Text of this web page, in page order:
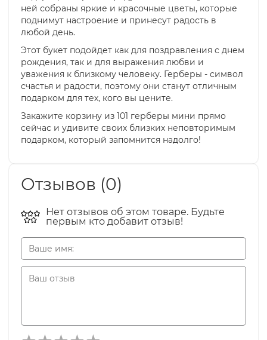
ней собраны яркие и красочные цветы, которые
поднимут настроение и принесут радость в
любой день.
Этот букет подойдет как для поздравления с днем
рождения, так и для выражения любви и
уважения к близкому человеку. Герберы - символ
счастья и радости, поэтому они станут отличным
подарком для тех, кого вы цените.
Закажите корзину из 101 герберы мини прямо
сейчас и удивите своих близких неповторимым
подарком, который запомнится надолго!
Отзывов (0)
Нет отзывов об этом товаре. Будьте
первым кто добавит отзыв!